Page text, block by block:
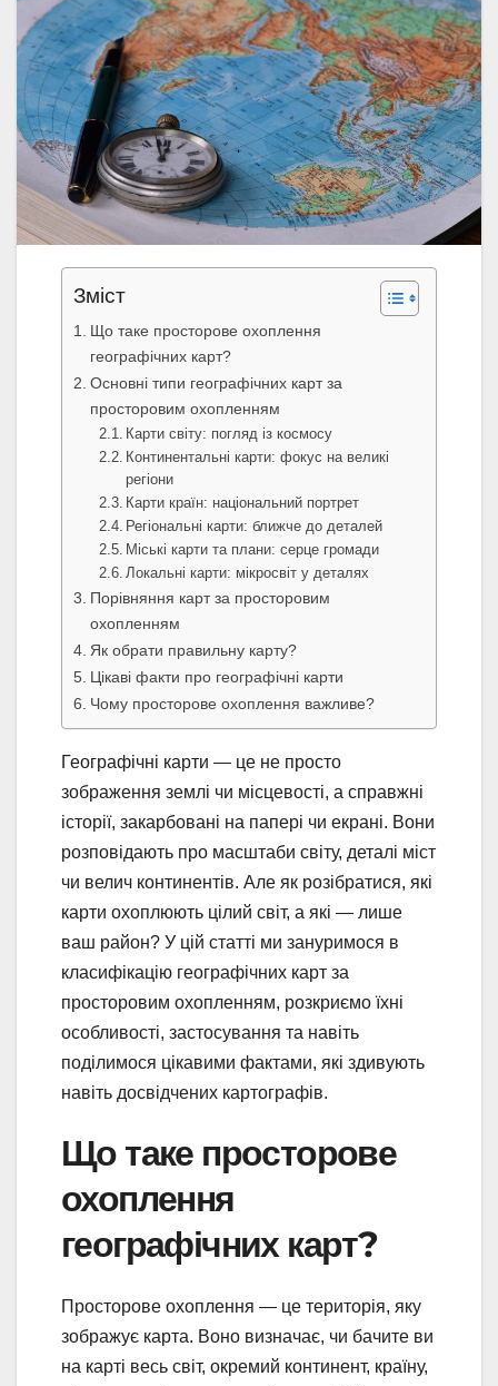
Зміст
Що таке просторове охоплення
географічних карт?
Основні типи географічних карт за
просторовим охопленням
Карти світу: погляд із космосу
Континентальні карти: фокус на великі
регіони
Карти країн: національний портрет
Регіональні карти: ближче до деталей
Міські карти та плани: серце громади
Локальні карти: мікросвіт у деталях
Порівняння карт за просторовим
охопленням
Як обрати правильну карту?
Цікаві факти про географічні карти
Чому просторове охоплення важливе?
Географічні карти — це не просто
зображення землі чи місцевості, а справжні
історії, закарбовані на папері чи екрані. Вони
розповідають про масштаби світу, деталі міст
чи велич континентів. Але як розібратися, які
карти охоплюють цілий світ, а які — лише
ваш район? У цій статті ми зануримося в
класифікацію географічних карт за
просторовим охопленням, розкриємо їхні
особливості, застосування та навіть
поділимося цікавими фактами, які здивують
навіть досвідчених картографів.
Що таке просторове
охоплення
географічних карт?
Просторове охоплення — це територія, яку
зображує карта. Воно визначає, чи бачите ви
на карті весь світ, окремий континент, країну,